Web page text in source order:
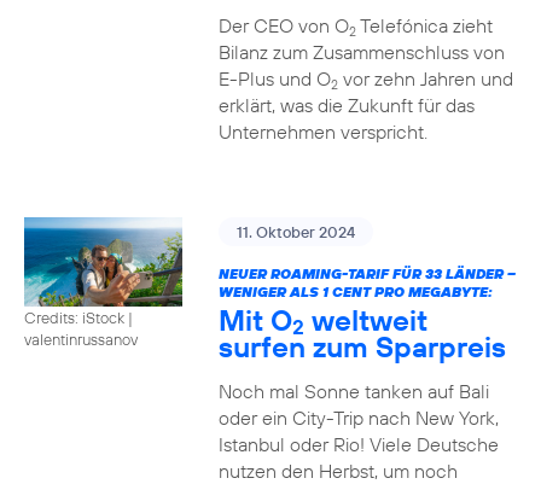
Der CEO von O2Telefónica zieht
Bilanz zum Zusammenschluss von
E-Plus und O2vor zehn Jahren und
erklärt, was die Zukunft für das
Unternehmen verspricht.
Credits: iStock |
valentinrussanov
11. Oktober 2024
NEUER ROAMING-TARIF FÜR 33 LÄNDER –
WENIGER ALS 1 CENT PRO MEGABYTE:
Mit O2 weltweit
surfen zum Sparpreis
Noch mal Sonne tanken auf Bali
oder ein City-Trip nach New York,
Istanbul oder Rio! Viele Deutsche
nutzen den Herbst, um noch